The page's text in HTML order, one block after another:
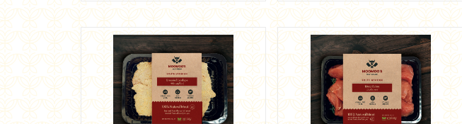
جنيه 567.00
أضف للسلة
جنيه 284.00
أضف للسلة